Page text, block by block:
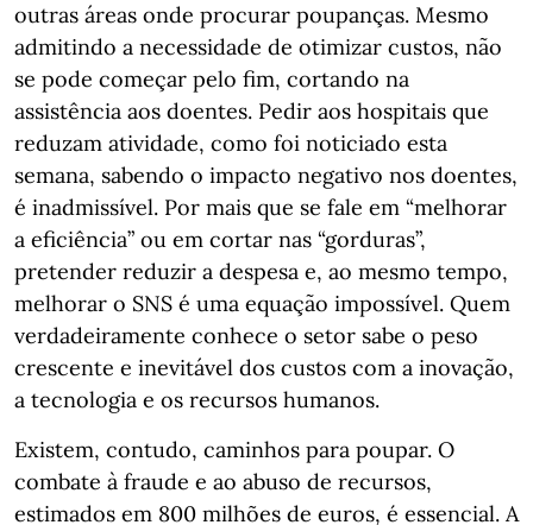
outras áreas onde procurar poupanças. Mesmo
admitindo a necessidade de otimizar custos, não
se pode começar pelo fim, cortando na
assistência aos doentes. Pedir aos hospitais que
reduzam atividade, como foi noticiado esta
semana, sabendo o impacto negativo nos doentes,
é inadmissível. Por mais que se fale em “melhorar
a eficiência” ou em cortar nas “gorduras”,
pretender reduzir a despesa e, ao mesmo tempo,
melhorar o SNS é uma equação impossível. Quem
verdadeiramente conhece o setor sabe o peso
crescente e inevitável dos custos com a inovação,
a tecnologia e os recursos humanos.
Existem, contudo, caminhos para poupar. O
combate à fraude e ao abuso de recursos,
estimados em 800 milhões de euros, é essencial. A